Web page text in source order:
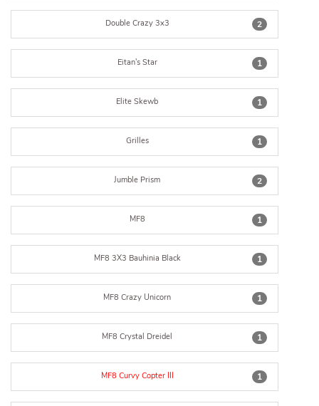
2
Double Crazy 3x3
1
Eitan's Star
1
Elite Skewb
1
Grilles
2
Jumble Prism
1
MF8
1
MF8 3X3 Bauhinia Black
1
MF8 Crazy Unicorn
1
MF8 Crystal Dreidel
1
MF8 Curvy Copter III